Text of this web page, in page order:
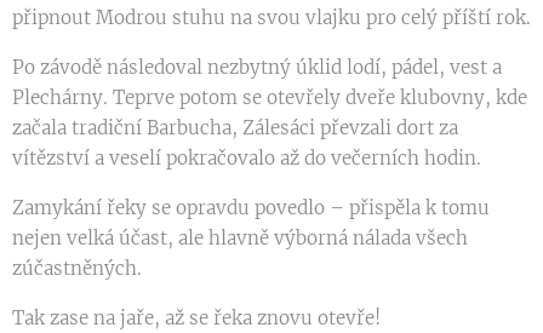
připnout Modrou stuhu na svou vlajku pro celý příští rok.
Po závodě následoval nezbytný úklid lodí, pádel, vest a
Plechárny. Teprve potom se otevřely dveře klubovny, kde
začala tradiční Barbucha, Zálesáci převzali dort za
vítězství a veselí pokračovalo až do večerních hodin.
Zamykání řeky se opravdu povedlo – přispěla k tomu
nejen velká účast, ale hlavně výborná nálada všech
zúčastněných.
Tak zase na jaře, až se řeka znovu otevře!